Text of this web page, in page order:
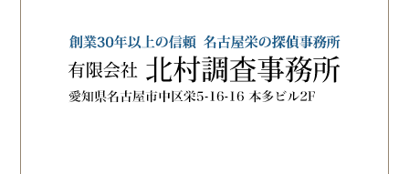
証拠が取れたので、ここ
らはまた相談に乗ってい
だきながらになってしま
そうですが、問題解決す